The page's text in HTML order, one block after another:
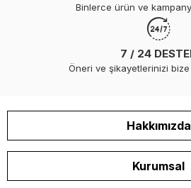
Binlerce ürün ve
7 / 24
Öneri ve şikayetlerinizi
Hakkımızda
Kurumsal